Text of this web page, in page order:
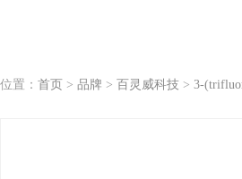
位置： 首页 > 品牌 > 百灵威科技 > 3-